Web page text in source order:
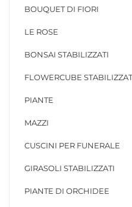
BOUQUET DI FIORI
LE ROSE
BONSAI STABILIZZATI
FLOWERCUBE
PIANTE
MAZZI
CUSCINI PER FUNERALE
GIRASOLI STABILIZZATI
PIANTE DI ORCHIDEE